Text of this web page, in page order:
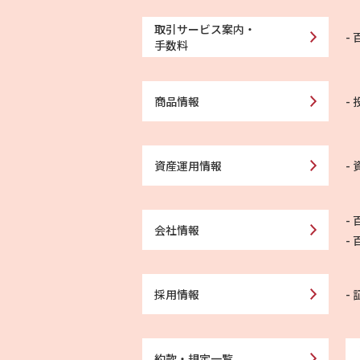
取引サービス案内・
手数料
商品情報
資産運用情報
会社情報
採用情報